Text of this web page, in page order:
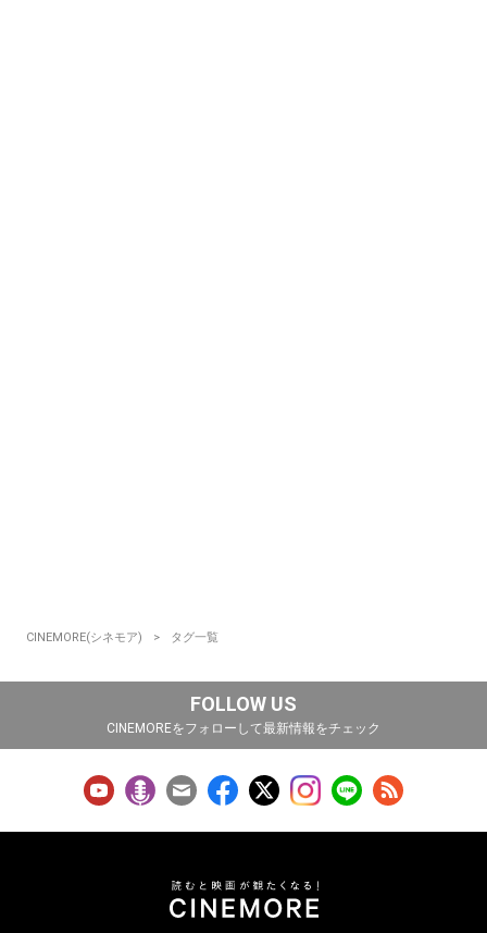
CINEMORE(シネモア) タグ一覧
FOLLOW US
CINEMOREをフォローして最新情報をチェック